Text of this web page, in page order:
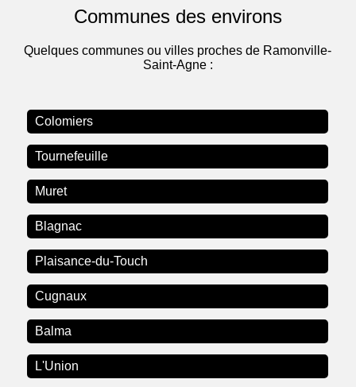
Communes des environs
Quelques communes ou villes proches de Ramonville-
Saint-Agne :
Colomiers
Tournefeuille
Muret
Blagnac
Plaisance-du-Touch
Cugnaux
Balma
L'Union